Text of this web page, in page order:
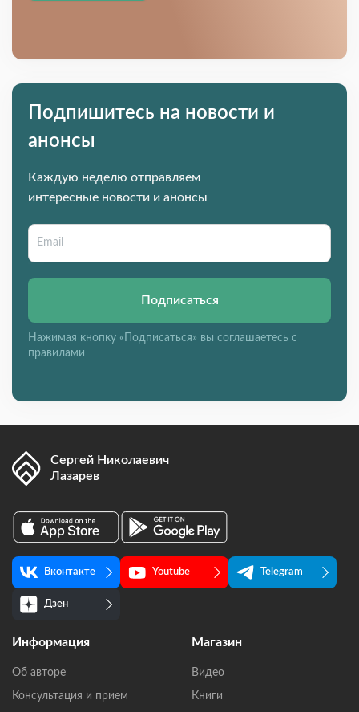
Подпишитесь на новости и
анонсы
Каждую неделю отправляем
интересные новости и анонсы
Подписаться
Нажимая кнопку «Подписаться» вы соглашаетесь с
правилами
Сергей Николаевич
Лазарев
Вконтакте Youtube Telegram
Дзен
Информация
Об авторе
Консультация и прием
Магазин
Видео
Книги